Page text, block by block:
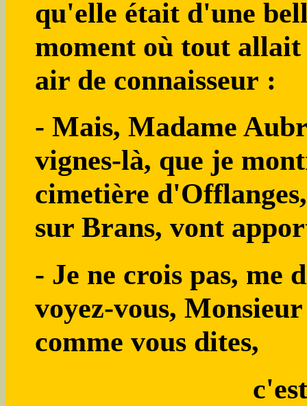
qu'elle était d'une
moment où tout
air de connaisseur :
- Mais, Madame
vignes-là, que je
cimetière
sur Brans, vont
- Je ne crois pas, me
voyez-vous,
comme vous dites,